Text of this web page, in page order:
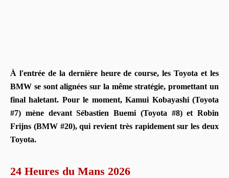
À l'entrée de la dernière heure de course, les Toyota et les
BMW se sont alignées sur la même stratégie, promettant un
final haletant. Pour le moment, Kamui Kobayashi (Toyota
#7) mène devant Sébastien Buemi (Toyota #8) et Robin
Frijns (BMW #20), qui revient très rapidement sur les deux
Toyota.
24 Heures du Mans 2026